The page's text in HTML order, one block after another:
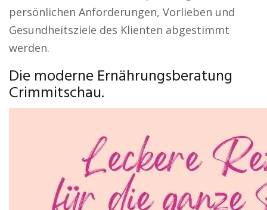
persönlichen Anforderungen, Vorlieben und
Gesundheitsziele des Klienten abgestimmt
werden.
Die moderne Ernährungsberatung
Crimmitschau.